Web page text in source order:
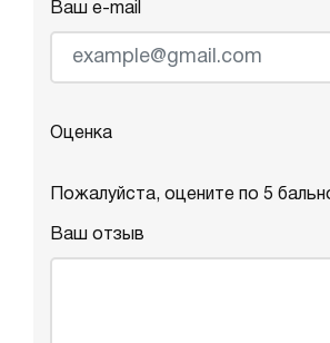
Ваш e-mail
Оценка
Пожалуйста, оцените по 5
Ваш отзыв